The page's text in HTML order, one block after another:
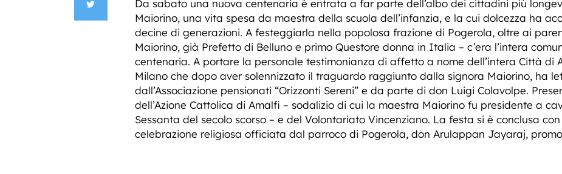
Da sabato una nuova centenaria è entrata a far parte dell’albo dei cittadini più
Maiorino, una vita spesa da maestra della scuola dell’infanzia, e la cui dolcezza ha
decine di generazioni. A festeggiarla nella popolosa frazione di Pogerola, oltre ai
Maiorino, già Prefetto di Belluno e primo Questore donna in Italia – c’era l’intera
centenaria. A portare la personale testimonianza di affetto a nome dell’intera Città di
Milano che dopo aver solennizzato il traguardo raggiunto dalla signora Maiorino, ha
dall’Associazione pensionati “Orizzonti Sereni” e da parte di don Luigi Colavolpe.
dell’Azione Cattolica di Amalfi – sodalizio di cui la maestra Maiorino fu presidente a
Sessanta del secolo scorso – e del Volontariato Vincenziano. La festa si è conclusa
celebrazione religiosa officiata dal parroco di Pogerola, don Arulappan Jayaraj,